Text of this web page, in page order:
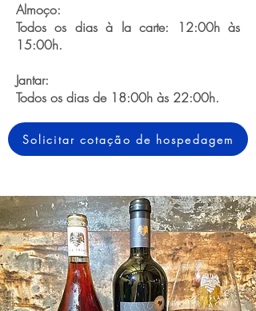
Almoço:
Todos os dias à la carte: 12:00h às
15:00h.
Jantar:
Todos os dias de 18:00h às 22:00h.
Solicitar cotação de hospedagem